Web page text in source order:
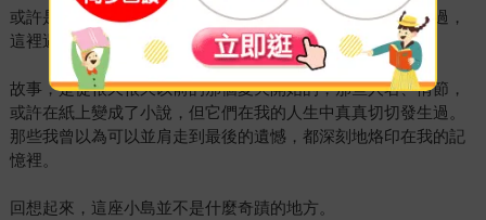
或許是為了尋找答案，或許只是為了逃避過去，我從來沒想過，
這裡遇見的人、經歷的事，讓我開始重新審視自己的生命。
故事，是從很久很久以前的那個夏天開始的，那些人名、情節，
或許在紙上變成了小說，但它們在我的人生中真真切切發生過。
那些我曾以為可以並肩走到最後的遺憾，都深刻地烙印在我的記
憶裡。
回想起來，這座小島並不是什麼奇蹟的地方。